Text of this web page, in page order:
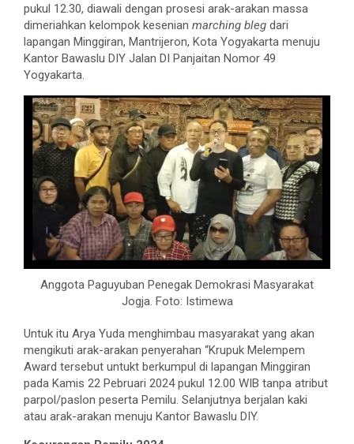
pukul 12.30, diawali dengan prosesi arak-arakan massa
dimeriahkan kelompok kesenian marching bleg dari
lapangan Minggiran, Mantrijeron, Kota Yogyakarta menuju
Kantor Bawaslu DIY Jalan DI Panjaitan Nomor 49
Yogyakarta.
Anggota Paguyuban Penegak Demokrasi Masyarakat
Jogja. Foto: Istimewa
Untuk itu Arya Yuda menghimbau masyarakat yang akan
mengikuti arak-arakan penyerahan “Krupuk Melempem
Award tersebut untukt berkumpul di lapangan Minggiran
pada Kamis 22 Pebruari 2024 pukul 12.00 WIB tanpa atribut
parpol/paslon peserta Pemilu. Selanjutnya berjalan kaki
atau arak-arakan menuju Kantor Bawaslu DIY.